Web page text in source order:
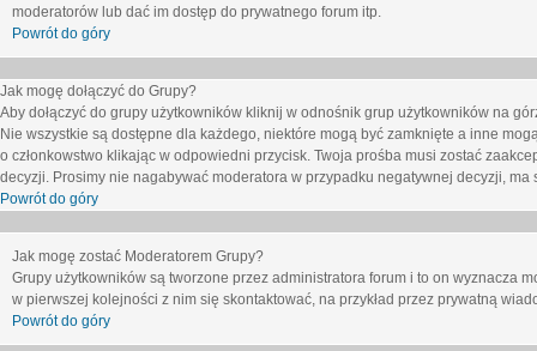
moderatorów lub dać im dostęp do prywatnego forum itp.
Powrót do góry
Jak mogę dołączyć do Grupy?
Aby dołączyć do grupy użytkowników kliknij w odnośnik grup użytkowników na
Nie wszystkie są dostępne dla każdego, niektóre mogą być zamknięte a inne
o członkowstwo klikając w odpowiedni przycisk. Twoja prośba musi zostać
decyzji. Prosimy nie nagabywać moderatora w przypadku negatywnej decyzji, ma
Powrót do góry
Jak mogę zostać Moderatorem Grupy?
Grupy użytkowników są tworzone przez administratora forum i to on wyznacza
w pierwszej kolejności z nim się skontaktować, na przykład przez prywatną
Powrót do góry